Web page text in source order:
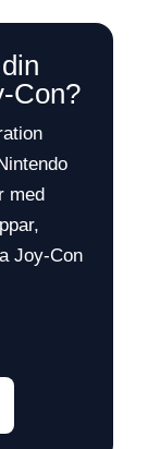
Con?
med
Joy-Con